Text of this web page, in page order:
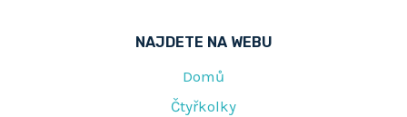
NAJDETE NA WEBU
Domů
Čtyřkolky